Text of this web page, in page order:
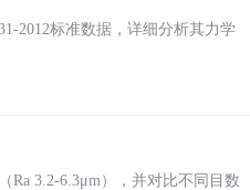
2012标准数据，详细分析其力学
Ra 3.2-6.3μm），并对比不同目数